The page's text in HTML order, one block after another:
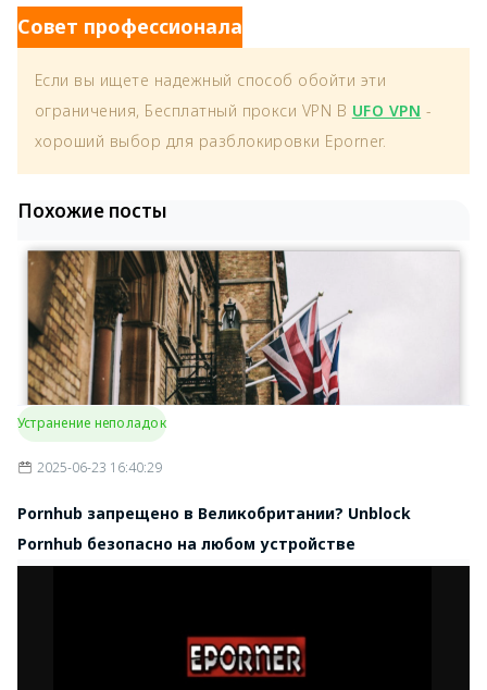
Совет профессионала
Если вы ищете надежный способ обойти эти
ограничения, Бесплатный прокси VPN В UFO VPN -
хороший выбор для разблокировки Eporner.
Похожие посты
Устранение неполадок
2025-06-23 16:40:29
Pornhub запрещено в Великобритании? Unblock
Pornhub безопасно на любом устройстве